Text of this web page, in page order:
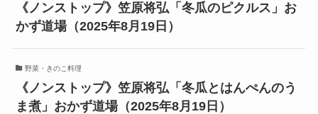
《ノンストップ》笠原将弘「冬瓜のピクルス」お
かず道場（2025年8月19日）
野菜・きのこ料理
《ノンストップ》笠原将弘「冬瓜とはんぺんのう
ま煮」おかず道場（2025年8月19日）